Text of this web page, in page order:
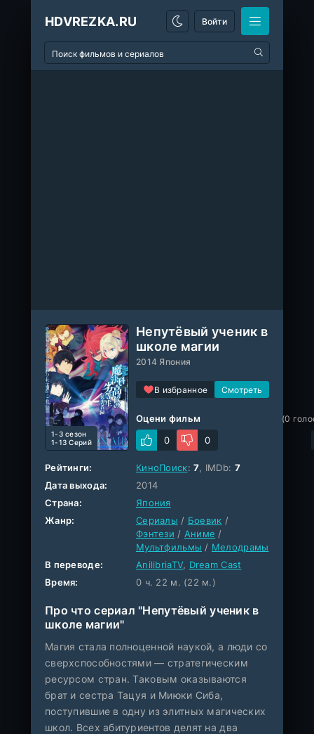
HDVREZKA.RU Войти
Непутёвый ученик в
школе магии
2014 Япония
В избранное
1-3 cезон
1-13 Серий
Оцени фильм
0
0
(0
Рейтинги: КиноПоиск:7, IMDb: 7
Дата выхода:
2014
Страна:
Япония
Жанр:
Сериалы / Боевик /
Фэнтези / Аниме /
Мультфильмы / Мелодрамы
В переводе:
AnilibriaTV, Dream Cast
Время:
0 ч. 22 м. (22 м.)
Про что сериал "Непутёвый ученик в
школе магии"
Магия стала полноценной наукой, а люди со
сверхспособностями — стратегическим
ресурсом стран. Таковым оказываются
брат и сестра Тацуя и Миюки Сиба,
поступившие в одну из элитных магических
школ. Всех абитуриентов делят на два